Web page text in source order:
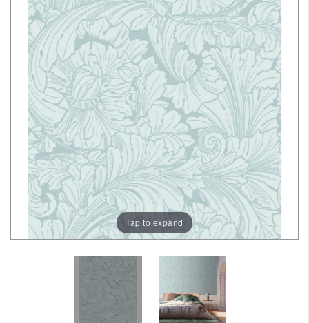
GIOCHI
GESTI
QUOTIDIANI
FESTE
EVENTI
OUTDOOR
PER
PIU'
GRANDI
Tap to expand